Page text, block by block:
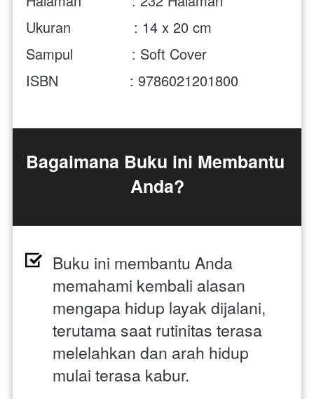
Ukuran               : 14 x 20 cm
Sampul              : Soft Cover
ISBN                 : 9786021201800
Bagaimana Buku ini Membantu
Anda?
Buku ini membantu Anda
memahami kembali alasan
mengapa hidup layak dijalani,
terutama saat rutinitas terasa
melelahkan dan arah hidup
mulai terasa kabur.